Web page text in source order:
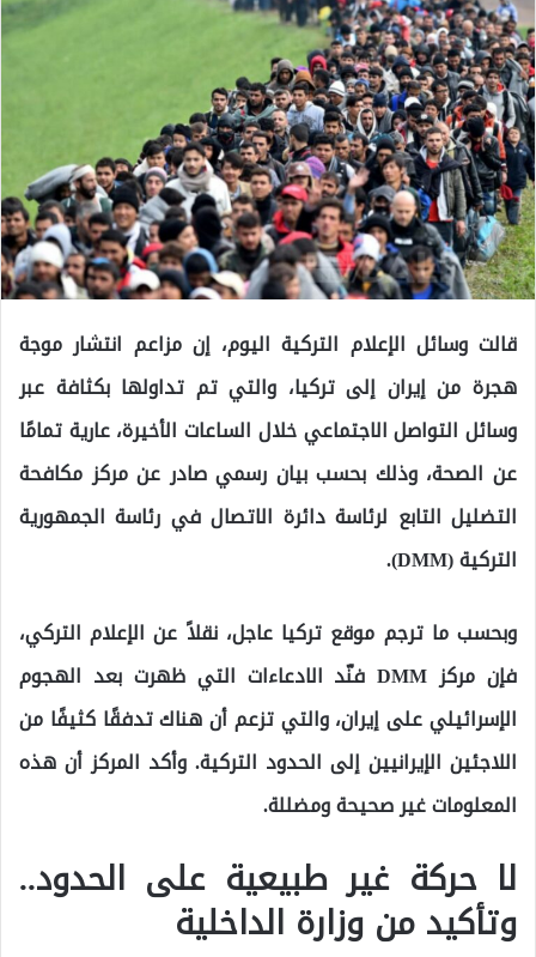
قالت وسائل الإعلام التركية اليوم، إن مزاعم انتشار موجة
هجرة من إيران إلى تركيا، والتي تم تداولها بكثافة عبر
وسائل التواصل الاجتماعي خلال الساعات الأخيرة، عارية تمامًا
عن الصحة، وذلك بحسب بيان رسمي صادر عن مركز مكافحة
التضليل التابع لرئاسة دائرة الاتصال في رئاسة الجمهورية
التركية (DMM).
وبحسب ما ترجم موقع تركيا عاجل، نقلاً عن الإعلام التركي،
فإن مركز DMM فنّد الادعاءات التي ظهرت بعد الهجوم
الإسرائيلي على إيران، والتي تزعم أن هناك تدفقًا كثيفًا من
اللاجئين الإيرانيين إلى الحدود التركية. وأكد المركز أن هذه
المعلومات غير صحيحة ومضللة.
لا حركة غير طبيعية على الحدود..
وتأكيد من وزارة الداخلية